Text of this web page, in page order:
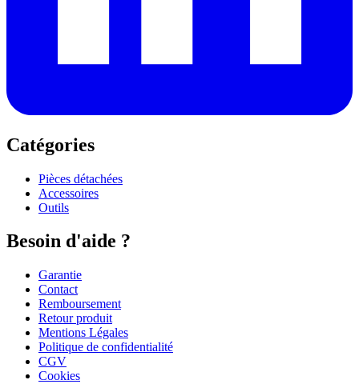
Catégories
Pièces détachées
Accessoires
Outils
Besoin d'aide ?
Garantie
Contact
Remboursement
Retour produit
Mentions Légales
Politique de confidentialité
CGV
Cookies